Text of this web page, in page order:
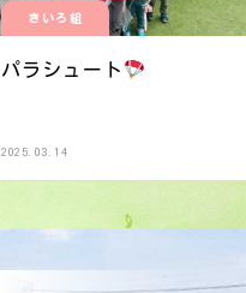
きいろ組
パラシュート
2025.03.14